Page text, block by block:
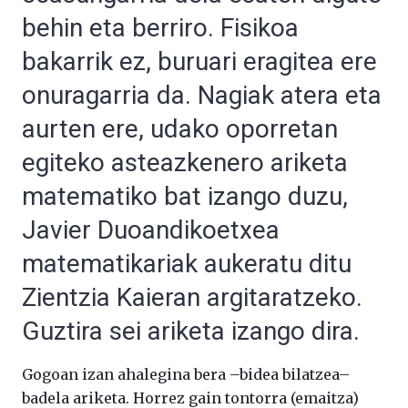
behin eta berriro. Fisikoa
bakarrik ez, buruari eragitea ere
onuragarria da. Nagiak atera eta
aurten ere, udako oporretan
egiteko asteazkenero ariketa
matematiko bat izango duzu,
Javier Duoandikoetxea
matematikariak aukeratu ditu
Zientzia Kaieran argitaratzeko.
Guztira sei ariketa izango dira.
Gogoan izan ahalegina bera –bidea bilatzea–
badela ariketa. Horrez gain tontorra (emaitza)